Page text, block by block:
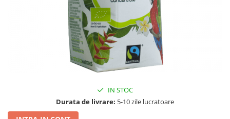
PRODUSE ECO / ORGANICE
REMEDII NATURISTE
IN STOC
Durata de livrare: 5-10 zile lucratoare